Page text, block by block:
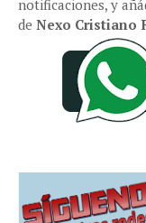
notificaciones, y
de Nexo Cristiano